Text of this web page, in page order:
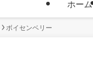
ホーム
ボイセンベリー